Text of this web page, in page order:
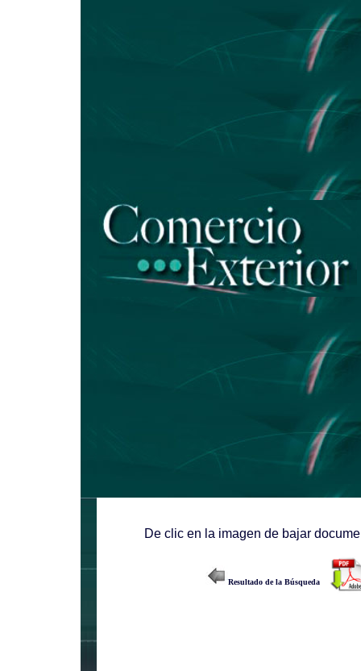
De clic en la imagen de bajar
Resultado de la Búsqueda